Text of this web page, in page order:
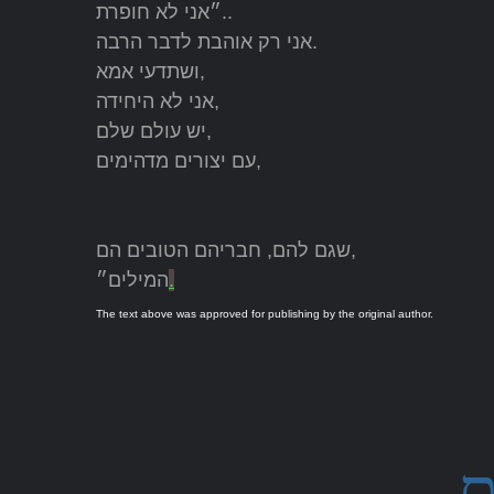
״אני לא חופרת..
אני רק אוהבת לדבר הרבה.
ושתדעי אמא,
אני לא היחידה,
יש עולם שלם,
עם יצורים מדהימים,
שגם להם, חבריהם הטובים הם,
המילים״.
The text above was approved for publishing by the original author.